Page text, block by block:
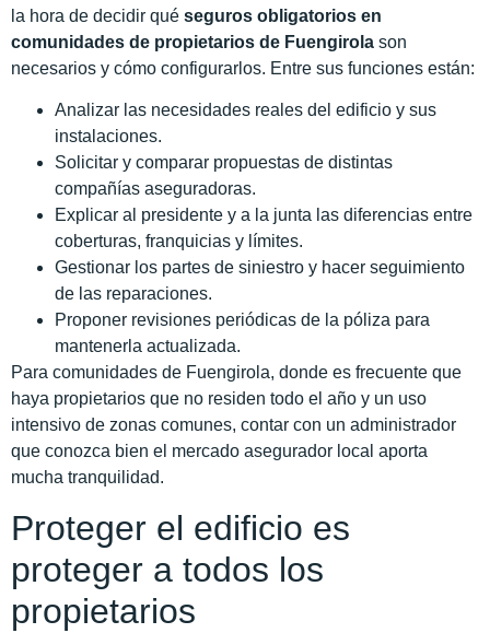
la hora de decidir qué seguros obligatorios en
comunidades de propietarios de Fuengirola son
necesarios y cómo configurarlos. Entre sus funciones están:
Analizar las necesidades reales del edificio y sus
instalaciones.
Solicitar y comparar propuestas de distintas
compañías aseguradoras.
Explicar al presidente y a la junta las diferencias entre
coberturas, franquicias y límites.
Gestionar los partes de siniestro y hacer seguimiento
de las reparaciones.
Proponer revisiones periódicas de la póliza para
mantenerla actualizada.
Para comunidades de Fuengirola, donde es frecuente que
haya propietarios que no residen todo el año y un uso
intensivo de zonas comunes, contar con un administrador
que conozca bien el mercado asegurador local aporta
mucha tranquilidad.
Proteger el edificio es
proteger a todos los
propietarios